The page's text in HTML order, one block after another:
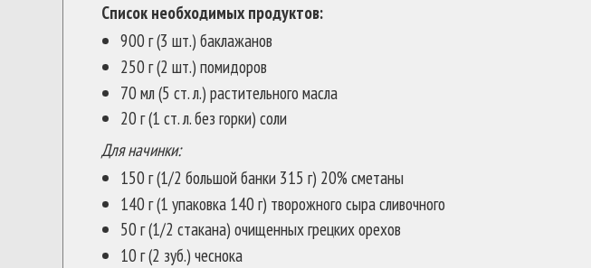
Список необходимых продуктов:
900 г (3 шт.) баклажанов
250 г (2 шт.) помидоров
70 мл (5 ст. л.) растительного масла
20 г (1 ст. л. без горки) соли
Для начинки:
150 г (1/2 большой банки 315 г) 20% сметаны
140 г (1 упаковка 140 г) творожного сыра сливочного
50 г (1/2 стакана) очищенных грецких орехов
10 г (2 зуб.) чеснока